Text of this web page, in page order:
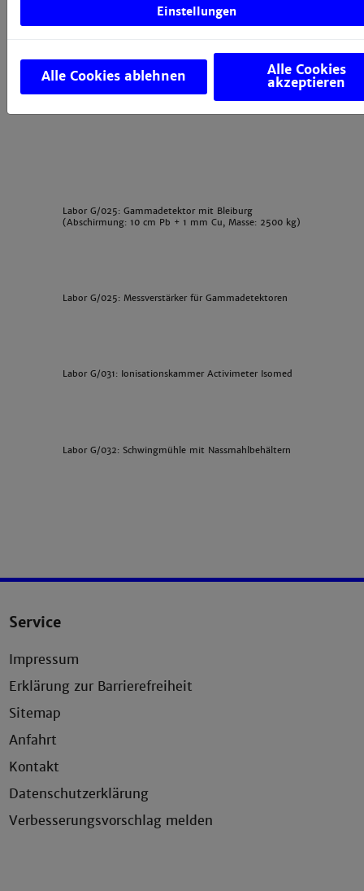
Labor G/025: Gammadetektor mit Bleiburg
(Abschirmung: 10 cm Pb + 1 mm Cu, Masse: 2500 kg)
Labor G/025: Messverstärker für Gammadetektoren
Labor G/031: Ionisationskammer Activimeter Isomed
Labor G/032: Schwingmühle mit Nassmahlbehältern
Service
Impressum
Erklärung zur Barrierefreiheit
Sitemap
Anfahrt
Kontakt
Datenschutzerklärung
Verbesserungsvorschlag melden
Einstellungen
Alle Cookies ablehnen Alle Cookies
akzeptieren